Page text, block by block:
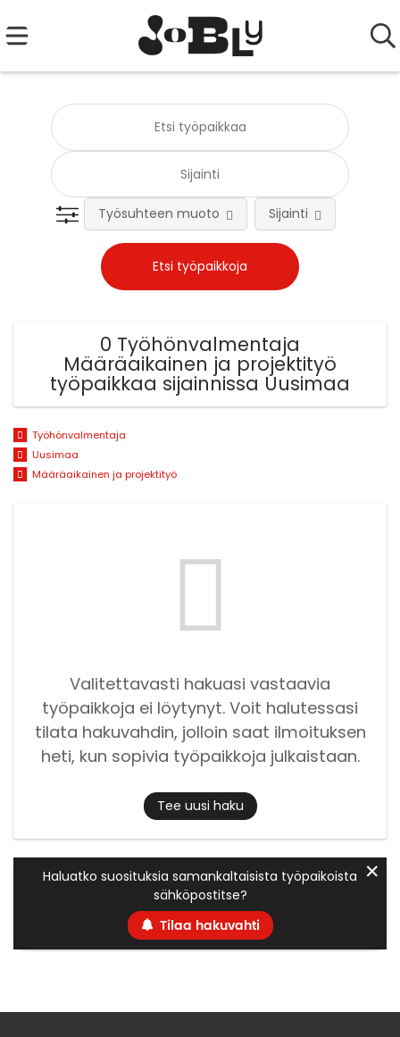
Työsuhteen muoto Sijainti
0 Työhönvalmentaja
Määräaikainen ja projektityö
työpaikkaa sijainnissa Uusimaa
Työhönvalmentaja
Uusimaa
Määräaikainen ja projektityö
Valitettavasti hakuasi vastaavia
työpaikkoja ei löytynyt. Voit halutessasi
tilata hakuvahdin, jolloin saat ilmoituksen
heti, kun sopivia työpaikkoja julkaistaan.
Tee uusi haku
Haluatko suosituksia samankaltaisista työpaikoista
sähköpostitse?
Tilaa hakuvahti
✕